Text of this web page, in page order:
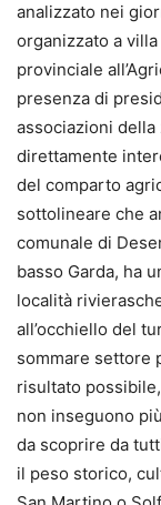
analizzato nei
organizzato a
provinciale
presenza di
associazioni
direttamente
del comparto
sottolineare che
comunale di
basso Garda, ha
località
all’occhiello del
sommare settore
risultato
non inseguono
da scoprire da
il peso storico,